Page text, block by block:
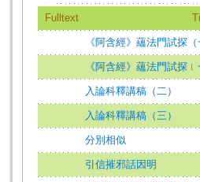
Fulltext
《阿含經》蘊法門試探（
《阿含經》蘊法門試探﹝
入論科釋講稿（二）
入論科釋講稿（三）
分別相似
引信摧邪話因明